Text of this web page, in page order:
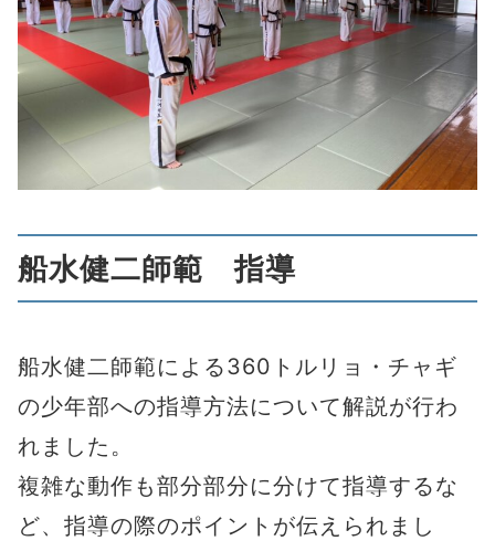
船水健二師範 指導
船水健二師範による360トルリョ・チャギ
の少年部への指導方法について解説が行わ
れました。
複雑な動作も部分部分に分けて指導するな
ど、指導の際のポイントが伝えられまし